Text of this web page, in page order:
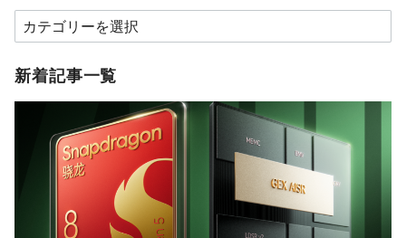
カ
テ
ゴ
新着記事一覧